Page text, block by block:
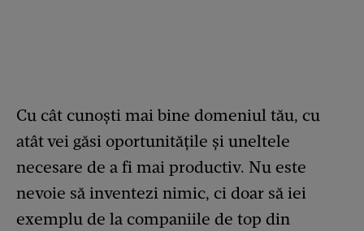
Cu cât cunoști mai bine domeniul tău, cu
atât vei găsi oportunitățile și uneltele
necesare de a fi mai productiv. Nu este
nevoie să inventezi nimic, ci doar să iei
exemplu de la companiile de top din